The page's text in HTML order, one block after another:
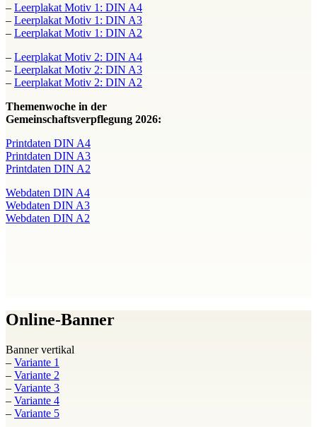
– Leerplakat Motiv 1: DIN A4
– Leerplakat Motiv 1: DIN A3
– Leerplakat Motiv 1: DIN A2
– Leerplakat Motiv 2: DIN A4
– Leerplakat Motiv 2: DIN A3
– Leerplakat Motiv 2: DIN A2
Themenwoche in der
Gemeinschaftsverpflegung 2026:
Printdaten DIN A4
Printdaten DIN A3
Printdaten DIN A2
Webdaten DIN A4
Webdaten DIN A3
Webdaten DIN A2
Online-Banner
Banner vertikal
– Variante 1
– Variante 2
– Variante 3
– Variante 4
– Variante 5